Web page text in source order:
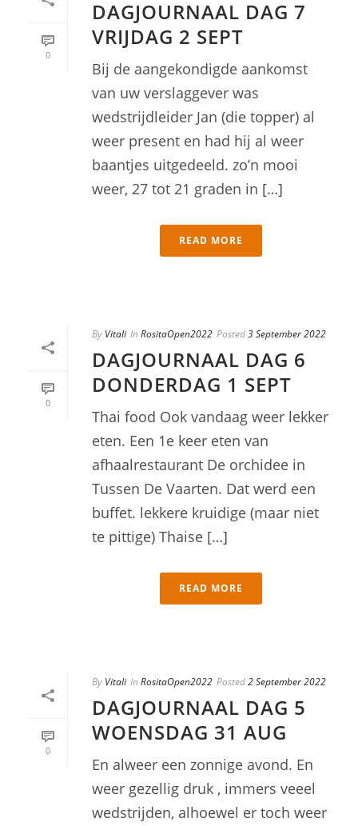
0
DAGJOURNAAL DAG 7
VRIJDAG 2 SEPT
Bij de aangekondigde aankomst
van uw verslaggever was
wedstrijdleider Jan (die topper) al
weer present en had hij al weer
baantjes uitgedeeld. zo’n mooi
weer, 27 tot 21 graden in […]
READ MORE
0
By Vitali In RositaOpen2022 Posted3 September 2022
DAGJOURNAAL DAG 6
DONDERDAG 1 SEPT
Thai food Ook vandaag weer lekker
eten. Een 1e keer eten van
afhaalrestaurant De orchidee in
Tussen De Vaarten. Dat werd een
buffet. lekkere kruidige (maar niet
te pittige) Thaise […]
READ MORE
0
By Vitali In RositaOpen2022 Posted2 September 2022
DAGJOURNAAL DAG 5
WOENSDAG 31 AUG
En alweer een zonnige avond. En
weer gezellig druk , immers veeel
wedstrijden, alhoewel er toch weer